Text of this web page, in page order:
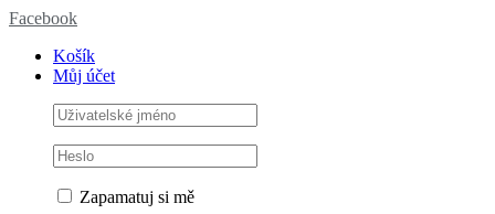
Facebook
Košík
Můj účet
Zapamatuj si mě